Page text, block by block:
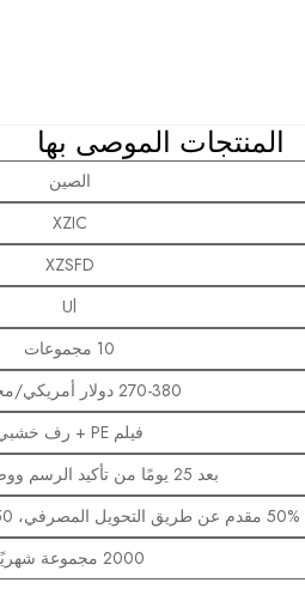
المنتجات الموصى بها
الصين
XZIC
XZSFD
Ul
10 مجموعات
270-380 دولار أمريكي/مجموعة
فيلم PE + رف خشبي
بعد 25 يومًا من تأكيد الرسم ووصول المقدم
50% مقدم عن طريق التحويل المصرفي، 50% المتبقية قبل الشحن
2000 مجموعة شهريًا